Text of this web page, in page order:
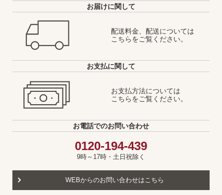
お届けに関して
配送料金、配送については
こちらをご覧ください。
お支払に関して
お支払方法については
こちらをご覧ください。
お電話でのお問い合わせ
0120-194-439
9時～17時・土日祝除く
WEBからのお問い合わせはこちら